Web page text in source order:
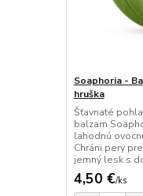
Soaphoria -
hruška
Šťavnaté
balzam
lahodnú
Chráni pery
jemný lesk s
4,50 €/ks